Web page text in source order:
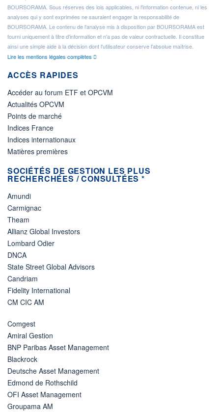
BOURSORAMA. Sous réserves des lois applicables, ni l'information contenue, ni les
analyses qui y sont exprimées ne sauraient engager la responsabilité de
BOURSORAMA. Le contenu de l'analyse mis à disposition par BOURSORAMA est
fourni uniquement à titre d'information et n'a pas de valeur contractuelle. Il constitue
ainsi une simple aide à la décision dont l'utilisateur conserve l'absolue maîtrise.
Lire les mentions légales complètes
ACCÈS RAPIDES
Accéder au forum ETF et OPCVM
Actualités OPCVM
Points de marché
Indices France
Indices internationaux
Matières premières
SOCIÉTÉS DE GESTION LES PLUS
RECHERCHÉES / CONSULTÉES *
Amundi
Carmignac
Theam
Allianz Global Investors
Lombard Odier
DNCA
State Street Global Advisors
Candriam
Fidelity International
CM CIC AM
Comgest
Amiral Gestion
BNP Paribas Asset Management
Blackrock
Deutsche Asset Management
Edmond de Rothschild
OFI Asset Management
Groupama AM